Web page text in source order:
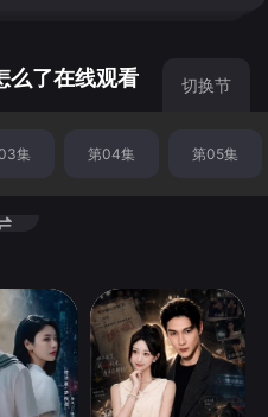
么了在线观看 切换节
集 第04集 第05集